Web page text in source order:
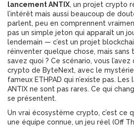
lancement ANTIX, un projet crypto
l’intérêt mais aussi beaucoup de
parlent, peu en comprennent
pas un simple jeton qui apparaît un
lendemain — c’est un projet
réinventer quelque chose, mais sans
savez quoi ? Ce scénario, vous l’avez
crypto de ByteNext, avec le
fameux ETHPAD qui n’existe pas.
ANTIX ne sont pas rares. Ce qui
se présentent.
Un vrai écosystème crypto, c’est ce
une équipe connue, un jeu réel (Off